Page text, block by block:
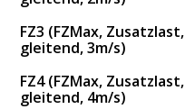
FZ3 (FZMax, Zusatzlast,
gleitend, 3m/s)
FZ4 (FZMax, Zusatzlast,
gleitend, 4m/s)